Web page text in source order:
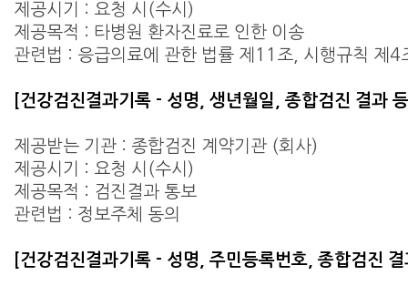
제공시기 : 요청 시(수시)
제공목적 : 타병원 환자진료로 인한 이송
관련법 : 응급의료에 관한 법률 제11조, 시행규칙 제4
[건강검진결과기록 - 성명, 생년월일, 종합검진 결과
제공받는 기관 : 종합검진 계약기관 (회사)
제공시기 : 요청 시(수시)
제공목적 : 검진결과 통보
관련법 : 정보주체 동의
[건강검진결과기록 - 성명, 주민등록번호, 종합검진